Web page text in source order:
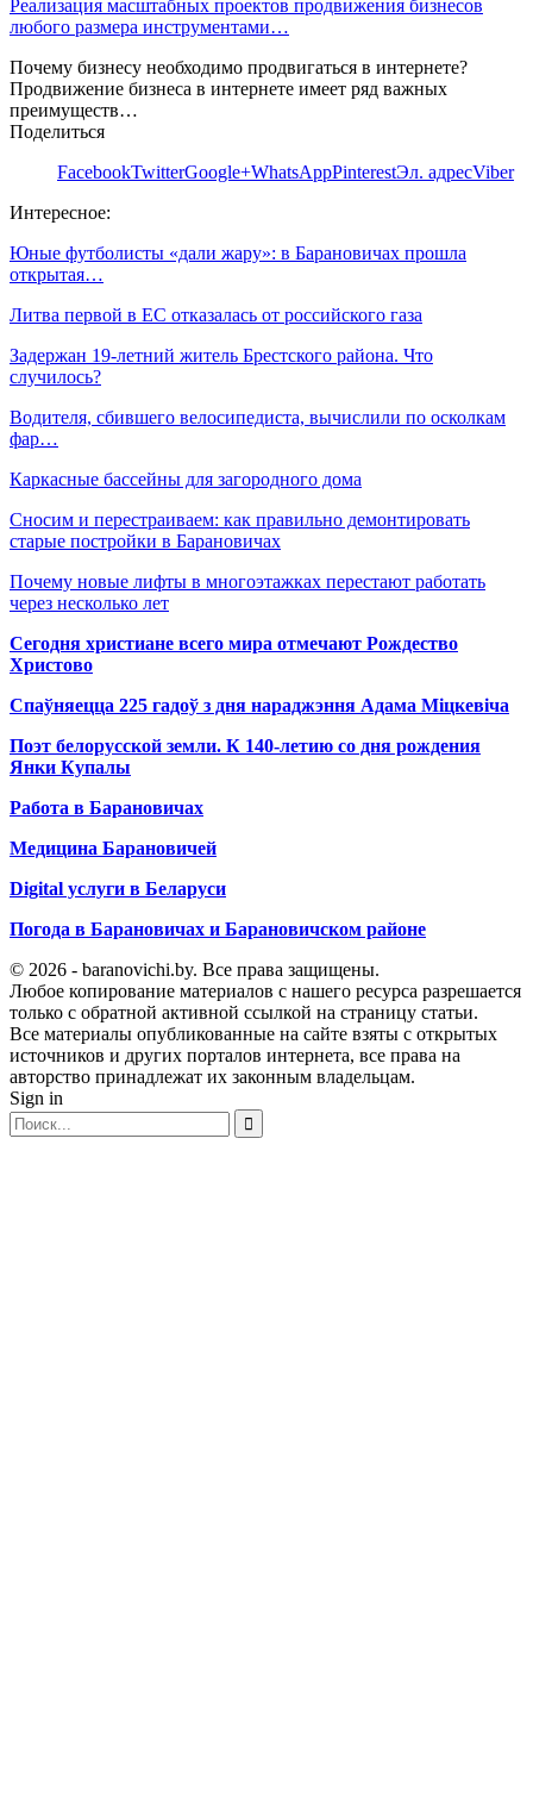
Реализация масштабных проектов продвижения бизнесов
любого размера инструментами…
Почему бизнесу необходимо продвигаться в интернете?
Продвижение бизнеса в интернете имеет ряд важных
преимуществ…
Поделиться
FacebookTwitterGoogle+WhatsAppPinterestЭл. адресViber
Интересное:
Юные футболисты «дали жару»: в Барановичах прошла
открытая…
Литва первой в ЕС отказалась от российского газа
Задержан 19-летний житель Брестского района. Что
случилось?
Водителя, сбившего велосипедиста, вычислили по осколкам
фар…
Каркасные бассейны для загородного дома
Сносим и перестраиваем: как правильно демонтировать
старые постройки в Барановичах
Почему новые лифты в многоэтажках перестают работать
через несколько лет
Сегодня христиане всего мира отмечают Рождество
Христово
Спаўняецца 225 гадоў з дня нараджэння Адама Міцкевіча
Поэт белорусской земли. К 140-летию со дня рождения
Янки Купалы
Работа в Барановичах
Медицина Барановичей
Digital услуги в Беларуси
Погода в Барановичах и Барановичском районе
© 2026 - baranovichi.by. Все права защищены.
Любое копирование материалов с нашего ресурса разрешается
только с обратной активной ссылкой на страницу статьи.
Все материалы опубликованные на сайте взяты с открытых
источников и других порталов интернета, все права на
авторство принадлежат их законным владельцам.
Sign in